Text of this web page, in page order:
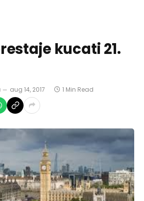
kucati 21.
aug 14, 2017 1 Min Read